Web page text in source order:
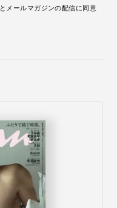
とメールマガジンの配信に同意